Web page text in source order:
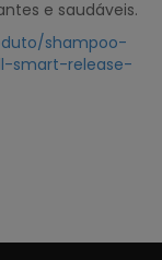
e saudáveis.
shampoo-
smart-release-